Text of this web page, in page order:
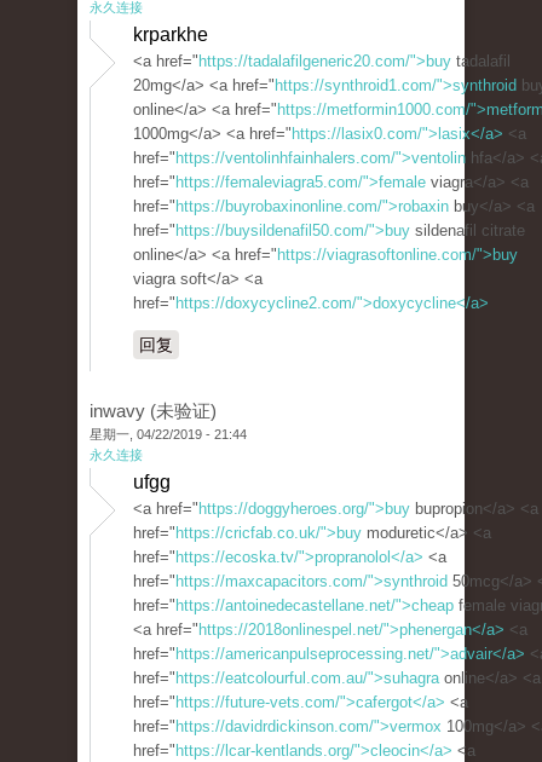
永久连接
krparkhe
<a href=" https://tadalafilgeneric20.com/">buy tadalafil
20mg</a> <a href=" https://synthroid1.com/">synthroid
online</a> <a href=" https://metformin1000.com/
1000mg</a> <a href=" https://lasix0.com/">lasix</a> <a
href=" https://ventolinhfainhalers.com/">ventolin hfa</a>
href=" https://femaleviagra5.com/">female viagra</a> <a
href=" https://buyrobaxinonline.com/">robaxin buy</a> <a
href=" https://buysildenafil50.com/">buy sildenafil citrate
online</a> <a href=" https://viagrasoftonline.com/">buy
viagra soft</a> <a
href=" https://doxycycline2.com/">doxycycline</a>
回复
inwavy (未验证)
星期一, 04/22/2019 - 21:44
永久连接
ufgg
<a href=" https://doggyheroes.org/">buy bupropion</a> <a
href=" https://cricfab.co.uk/">buy moduretic</a> <a
href=" https://ecoska.tv/">propranolol</a> <a
href=" https://maxcapacitors.com/">synthroid 50mcg</a>
href=" https://antoinedecastellane.net/">cheap female
<a href=" https://2018onlinespel.net/">phenergan</a> <a
href=" https://americanpulseprocessing.net/">advair</a>
href=" https://eatcolourful.com.au/">suhagraonline</a> <a
href=" https://future-vets.com/">cafergot</a> <a
href=" https://davidrdickinson.com/">vermox 100mg</a>
href=" https://lcar-kentlands.org/">cleocin</a> <a